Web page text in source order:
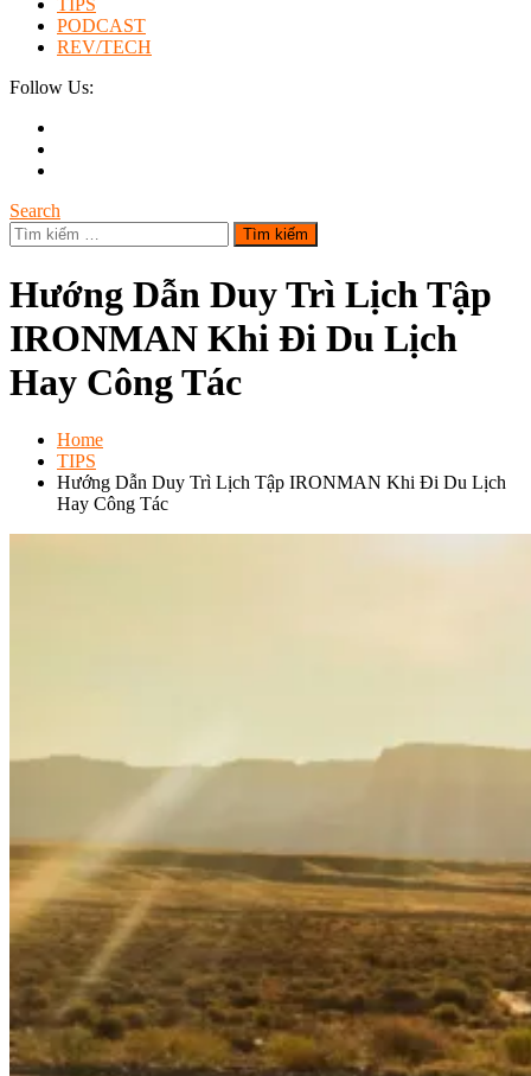
TIPS
PODCAST
REV/TECH
Follow Us:
Search
Tìm
kiếm
Hướng Dẫn Duy Trì Lịch Tập
IRONMAN Khi Đi Du Lịch
Hay Công Tác
Home
TIPS
Hướng Dẫn Duy Trì Lịch Tập IRONMAN Khi Đi Du Lịch
Hay Công Tác